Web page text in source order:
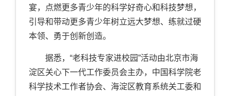
宴，点燃更多青少年的科学好奇心和科技梦想，
引导和带动更多青少年树立远大梦想、练就过硬
本领、勇于创新创造。
据悉，“老科技专家进校园”活动由北京市海
淀区关心下一代工作委员会主办，中国科学院老
科学技术工作者协会、海淀区教育系统关工委和